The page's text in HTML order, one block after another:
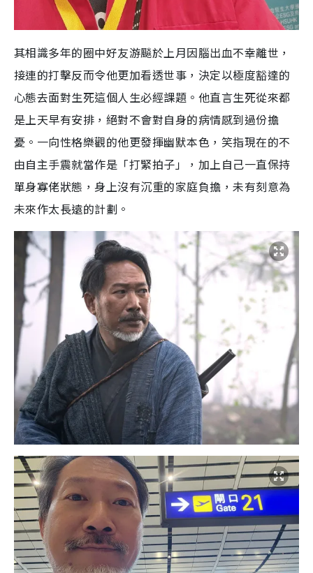
其相識多年的圈中好友游飈於上月因腦出血不幸離世，
接連的打擊反而令他更加看透世事，決定以極度豁達的
心態去面對生死這個人生必經課題。他直言生死從來都
是上天早有安排，絕對不會對自身的病情感到過份擔
憂。一向性格樂觀的他更發揮幽默本色，笑指現在的不
由自主手震就當作是「打緊拍子」，加上自己一直保持
單身寡佬狀態，身上沒有沉重的家庭負擔，未有刻意為
未來作太長遠的計劃。